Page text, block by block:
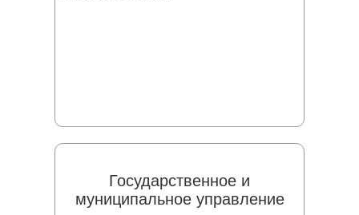
Государственное и
муниципальное управление